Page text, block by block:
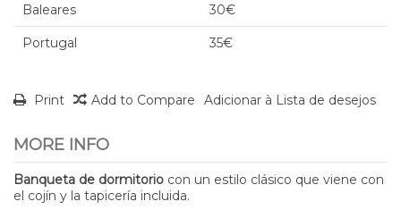
Baleares 30€
Portugal 35€
Print Add to Compare Adicionar à Lista de desejos
MORE INFO
Banqueta de dormitorio con un estilo clásico que viene con
el cojín y la tapicería incluida.